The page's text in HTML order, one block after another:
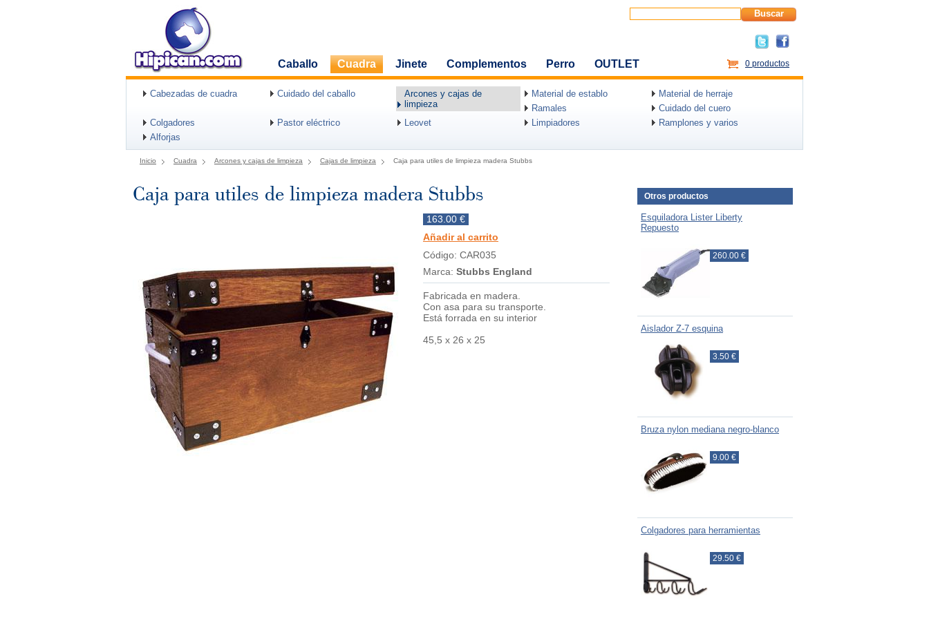
Buscar
Caballo Cuadra Jinete Complementos Perro OUTLET 0 productos
Cabezadas de cuadra Cuidado del caballo
Arcones y cajas de
limpieza
Material de establo
Material de herraje
Ramales
Cuidado del cuero
Colgadores
Pastor eléctrico Leovet Limpiadores
Ramplones y varios
Alforjas
Inicio Cuadra Arcones y cajas de limpieza Cajas de limpieza Caja para utiles de limpieza madera Stubbs
Caja para utiles de limpieza madera Stubbs
163.00 €
Añadir al carrito
Código: CAR035
Marca: Stubbs England
Fabricada en madera.
Con asa para su transporte.
Está forrada en su interior
45,5 x 26 x 25
Otros productos
Esquiladora Lister Liberty
Repuesto
260.00 €
Aislador Z-7 esquina
3.50 €
Bruza nylon mediana negro-blanco
9.00 €
Colgadores para herramientas
29.50 €